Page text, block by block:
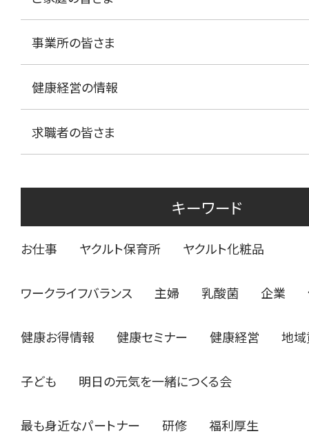
事業所の皆さま
健康経営の情報
求職者の皆さま
キーワード
お仕事 ヤクルト保育所 ヤクルト化粧品
ワークライフバランス 主婦 乳酸菌 企業
健康お得情報 健康セミナー 健康経営 地
子ども 明日の元気を一緒につくる会
最も身近なパートナー 研修 福利厚生